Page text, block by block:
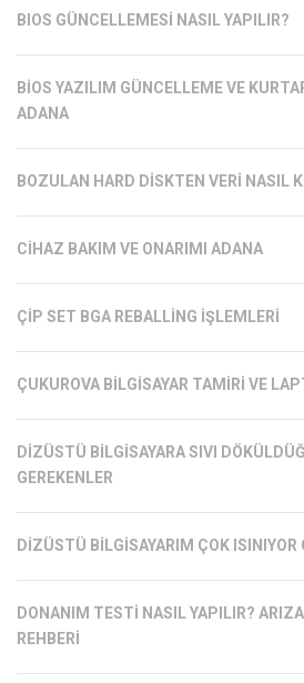
BIOS GÜNCELLEMESI NASIL YAPILIR?
BIOS YAZILIM GÜNCELLEME VE
ADANA
BOZULAN HARD DISKTEN VERI NASIL
CIHAZ BAKIM VE ONARIMI ADANA
ÇIP SET BGA REBALLING İŞLEMLERI
ÇUKUROVA BILGISAYAR TAMIRI VE
DIZÜSTÜ BILGISAYARA SIVI
GEREKENLER
DIZÜSTÜ BILGISAYARIM ÇOK ISINIYOR
DONANIM TESTI NASIL YAPILIR?
REHBERI